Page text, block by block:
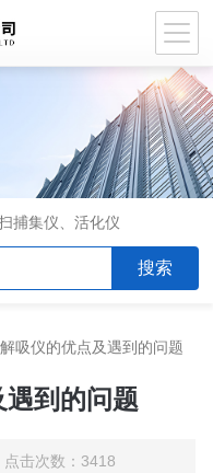
捕集仪、活化仪
吸仪的优点及遇到的问题
到的问题
击次数：3418